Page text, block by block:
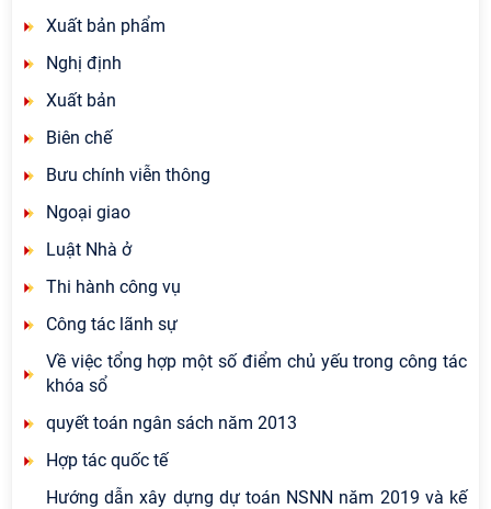
Xuất bản phẩm
Nghị định
Xuất bản
Biên chế
Bưu chính viễn thông
Ngoại giao
Luật Nhà ở
Thi hành công vụ
Công tác lãnh sự
Về việc tổng hợp một số điểm chủ yếu trong công tác
khóa sổ
quyết toán ngân sách năm 2013
Hợp tác quốc tế
Hướng dẫn xây dựng dự toán NSNN năm 2019 và kế